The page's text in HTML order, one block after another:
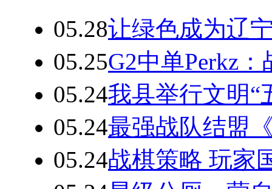
05.28让绿色成为辽
05.25G2中单Perkz
05.24我县举行文明“
05.24最强战队结盟
05.24战棋策略 玩家